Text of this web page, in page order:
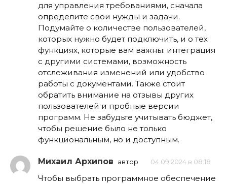
для управления требованиями, сначала
определите свои нужды и задачи.
Подумайте о количестве пользователей,
которых нужно будет подключить, и о тех
функциях, которые вам важны: интеграция
с другими системами, возможность
отслеживания изменений или удобство
работы с документами. Также стоит
обратить внимание на отзывы других
пользователей и пробные версии
программ. Не забудьте учитывать бюджет,
чтобы решение было не только
функциональным, но и доступным.
Михаил Архипов автор 04.09.2024 в 08:18
Чтобы выбрать программное обеспечение